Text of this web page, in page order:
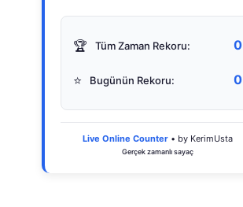
🏆 Tüm Zaman Rekoru: 0
⭐ Bugünün Rekoru: 0
Live Online Counter • by KerimUsta
Gerçek zamanlı sayaç